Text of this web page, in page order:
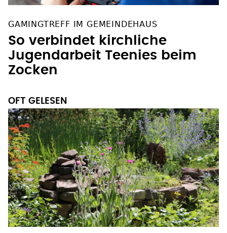
So verbindet kirchliche
Jugendarbeit Teenies beim
Zocken